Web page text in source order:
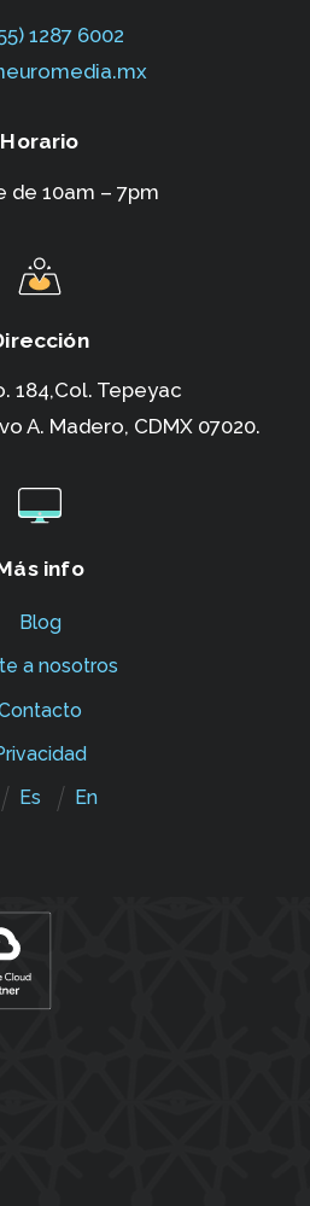
1287 6002‬
Horario
de 10am – 7pm
184,Col. Tepeyac
A. Madero, CDMX 07020.
info
Blog
a nosotros
Es
En